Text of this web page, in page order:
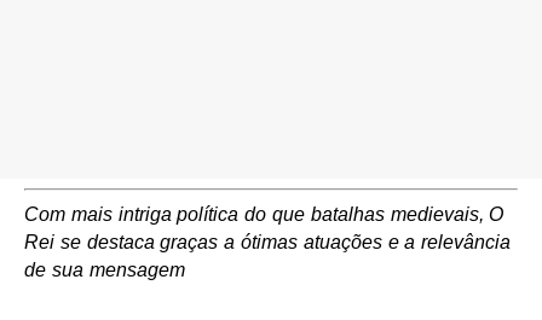
Com mais intriga política do que batalhas medievais, O
Rei se destaca graças a ótimas atuações e a relevância
de sua mensagem